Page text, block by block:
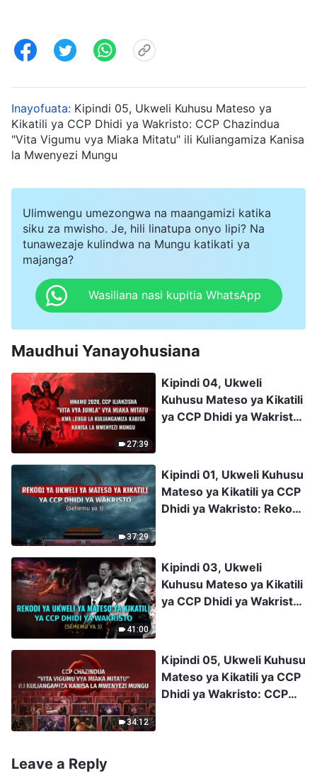
Inayofuata: Kipindi 05, Ukweli Kuhusu Mateso ya
Kikatili ya CCP Dhidi ya Wakristo: CCP Chazindua
"Vita Vigumu vya Miaka Mitatu" ili Kuliangamiza Kanisa
la Mwenyezi Mungu
Ulimwengu umezongwa na maangamizi katika
siku za mwisho. Je, hili linatupa onyo lipi? Na
tunawezaje kulindwa na Mungu katikati ya
majanga?
Wasiliana nasi kupitia WhatsApp
Maudhui Yanayohusiana
27:39
Kipindi 04, Ukweli
Kuhusu Mateso ya Kikatili
ya CCP Dhidi ya Wakristo:
vya Miaka Mitatu kwa
Lengo la Kuliangamiza
Kabisa Kanisa la
Mwenyezi Mungu
37:29
Kipindi 01, Ukweli Kuhusu
Mateso ya Kikatili ya CCP
Dhidi ya Wakristo: Rekodi
Wakristo (Sehemu ya 1)
41:00
Kipindi 03, Ukweli
Kuhusu Mateso ya Kikatili
ya CCP Dhidi ya Wakristo:
Dhidi ya Wakristo
(Sehemu ya 3)
34:12
Kipindi 05, Ukweli Kuhusu
Mateso ya Kikatili ya CCP
Dhidi ya Wakristo: CCP
Leave a Reply